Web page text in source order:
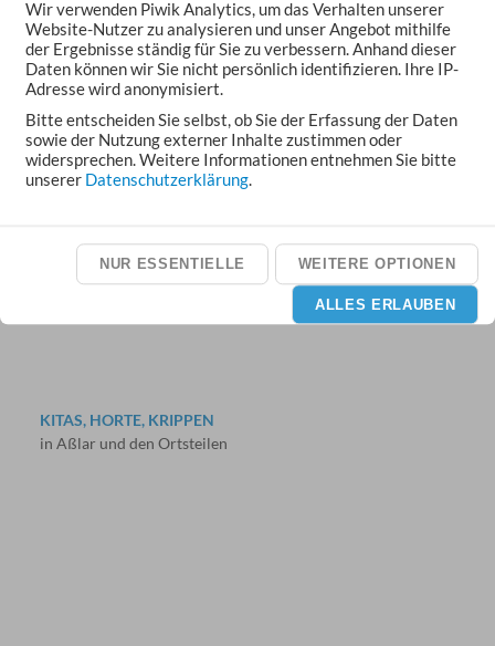
VERANSTALTUNGEN
KITAS, HORTE, KRIPPEN
in Aßlar und den Ortsteilen
Wir verwenden Piwik Analytics, um das Verhalten unserer
Website-Nutzer zu analysieren und unser Angebot mithilfe
der Ergebnisse ständig für Sie zu verbessern. Anhand dieser
Daten können wir Sie nicht persönlich identifizieren. Ihre IP-
Adresse wird anonymisiert.
Bitte entscheiden Sie selbst, ob Sie der Erfassung der Daten
sowie der Nutzung externer Inhalte zustimmen oder
widersprechen. Weitere Informationen entnehmen Sie bitte
unserer Datenschutzerklärung.
NUR ESSENTIELLE WEITERE OPTIONEN
ALLES ERLAUBEN